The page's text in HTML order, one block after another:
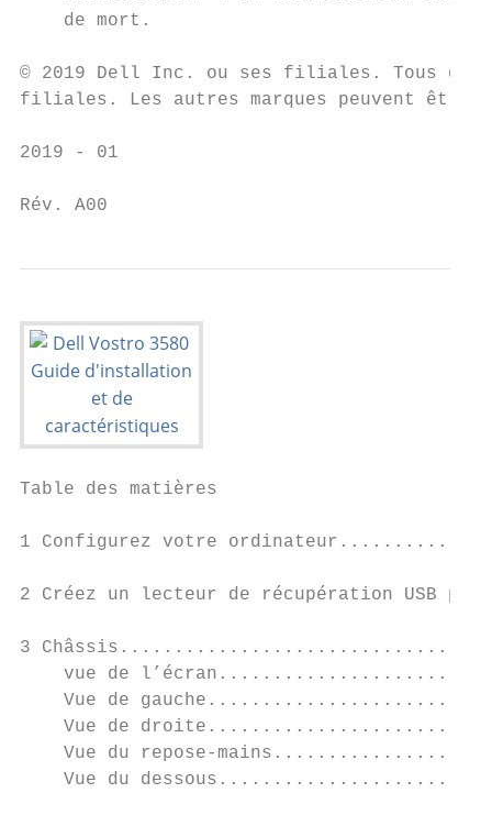
    de mort.
© 2019 Dell Inc. ou ses filiales. Tous droits
filiales. Les autres marques peuvent être
2019 - 01
Rév. A00
Table des matières
1 Configurez votre
2 Créez un lecteur de
3
vue de
Vue de
Vue de
Vue du repose-
Vue du